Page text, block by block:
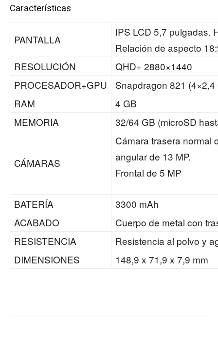
Características
PANTALLA
IPS LCD 5,7 pulgadas.
Relación de aspecto
RESOLUCIÓN
QHD+ 2880×1440
PROCESADOR+GPU
Snapdragon 821 (4×2,4
RAM
4 GB
MEMORIA
32/64 GB (microSD
CÁMARAS
Cámara trasera normal
angular de 13 MP.
Frontal de 5 MP
BATERÍA
3300 mAh
ACABADO
Cuerpo de metal con
RESISTENCIA
Resistencia al polvo y
DIMENSIONES
148,9 x 71,9 x 7,9 mm